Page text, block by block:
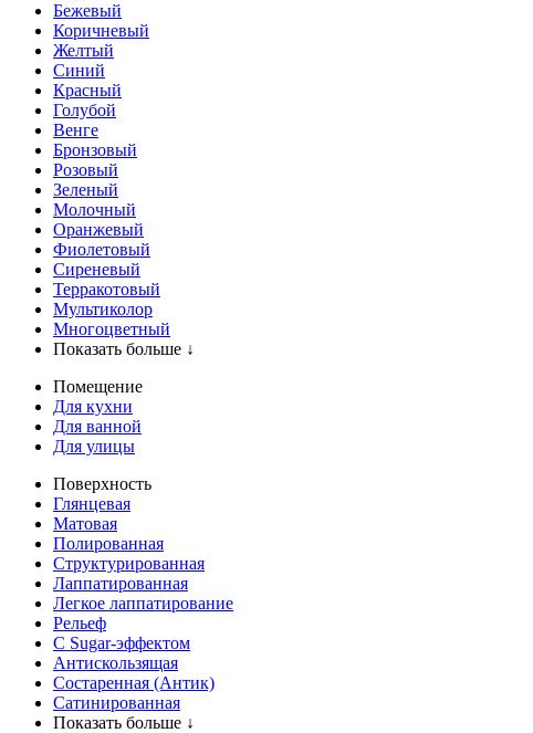
Бежевый
Коричневый
Желтый
Синий
Красный
Голубой
Венге
Бронзовый
Розовый
Зеленый
Молочный
Оранжевый
Фиолетовый
Сиреневый
Терракотовый
Мультиколор
Многоцветный
Показать больше ↓
Помещение
Для кухни
Для ванной
Для улицы
Поверхность
Глянцевая
Матовая
Полированная
Структурированная
Лаппатированная
Легкое лаппатирование
Рельеф
С Sugar-эффектом
Антискользящая
Состаренная (Антик)
Сатинированная
Показать больше ↓